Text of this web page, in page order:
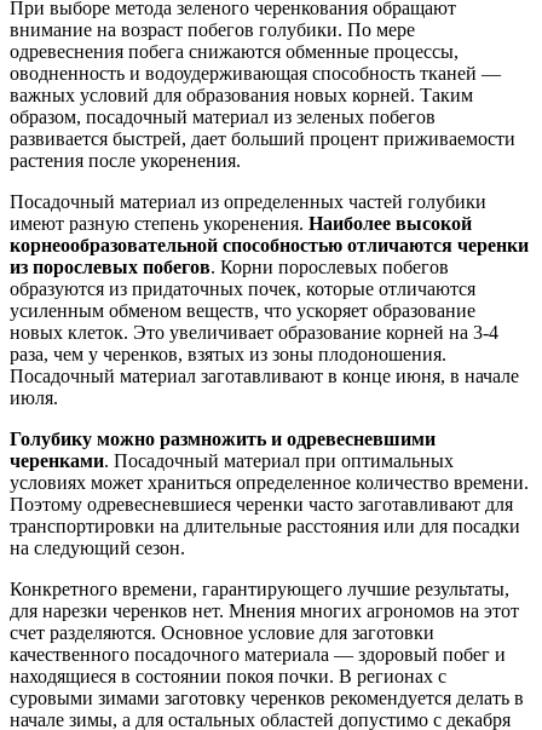
При выборе метода зеленого черенкования обращают
внимание на возраст побегов голубики. По мере
одревеснения побега снижаются обменные процессы,
оводненность и водоудерживающая способность тканей —
важных условий для образования новых корней. Таким
образом, посадочный материал из зеленых побегов
развивается быстрей, дает больший процент приживаемости
растения после укоренения.
Посадочный материал из определенных частей голубики
имеют разную степень укоренения. Наиболее высокой
корнеообразовательной способностью отличаются черенки
из порослевых побегов. Корни порослевых побегов
образуются из придаточных почек, которые отличаются
усиленным обменом веществ, что ускоряет образование
новых клеток. Это увеличивает образование корней на 3-4
раза, чем у черенков, взятых из зоны плодоношения.
Посадочный материал заготавливают в конце июня, в начале
июля.
Голубику можно размножить и одревесневшими
черенками. Посадочный материал при оптимальных
условиях может храниться определенное количество времени.
Поэтому одревесневшиеся черенки часто заготавливают для
транспортировки на длительные расстояния или для посадки
на следующий сезон.
Конкретного времени, гарантирующего лучшие результаты,
для нарезки черенков нет. Мнения многих агрономов на этот
счет разделяются. Основное условие для заготовки
качественного посадочного материала — здоровый побег и
находящиеся в состоянии покоя почки. В регионах с
суровыми зимами заготовку черенков рекомендуется делать в
начале зимы, а для остальных областей допустимо с декабря